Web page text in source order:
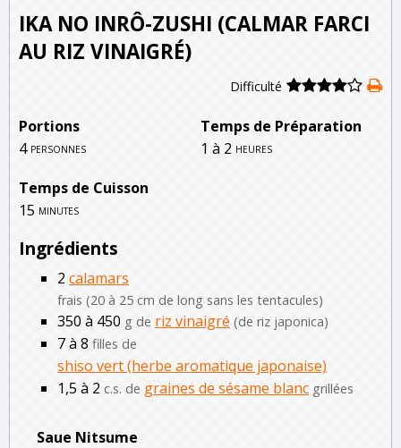
IKA NO INRÔ-ZUSHI (CALMAR FARCI
AU RIZ VINAIGRÉ)
Difficulté
Portions
Temps de Préparation
4 personnes 1 à 2 heures
Temps de Cuisson
15 minutes
Ingrédients
2calamars
frais (20 à 25 cm de long sans les tentacules)
350 à 450 g de riz vinaigré (de riz japonica)
7 à 8 filles de
shiso vert (herbe aromatique japonaise)
1,5 à 2 c.s. de graines de sésame blanc grillées
Saue Nitsume